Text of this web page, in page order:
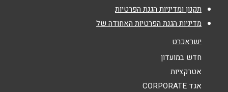
אימייל
אנא חזרו אלי בקשר ל...
הודעה
תקנון ומדיניות הגנת הפרטיות
מדיניות הגנת הפרטיות האחודה של
ישראכרט
חדש במועדון
אטרקציות
אגד CORPORATE